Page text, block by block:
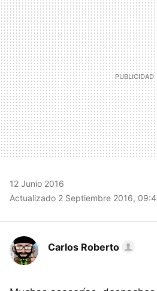
12 Junio 2016
Actualizado 2 Septiembre 2016,
Carlos Roberto